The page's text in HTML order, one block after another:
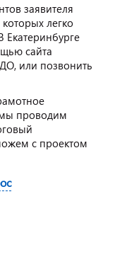
заявителя
легко
сайта
или позвонить
проводим
с проектом